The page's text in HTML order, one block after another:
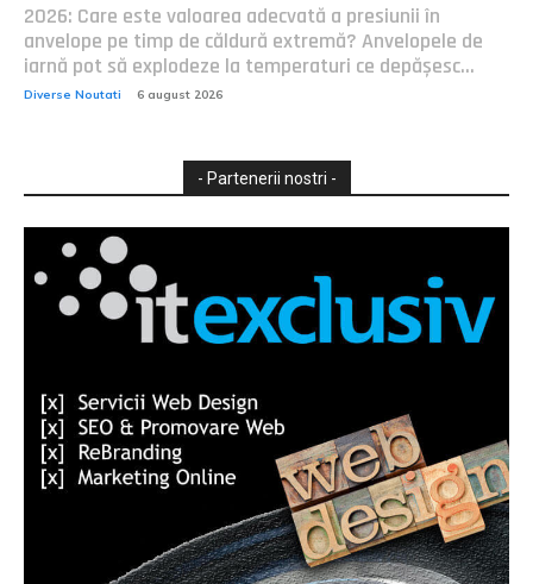
2026: Care este valoarea adecvată a presiunii în
anvelope pe timp de căldură extremă? Anvelopele de
iarnă pot să explodeze la temperaturi ce depășesc...
Diverse Noutati 6 august 2026
- Partenerii nostri -